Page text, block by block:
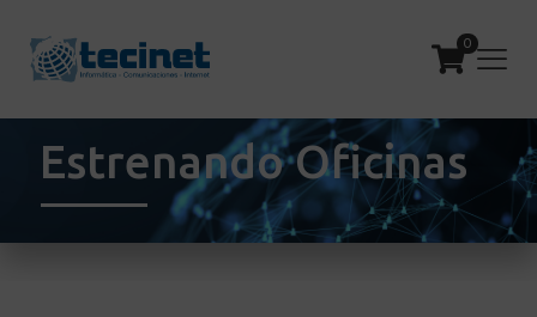
0
Estrenando Oficinas